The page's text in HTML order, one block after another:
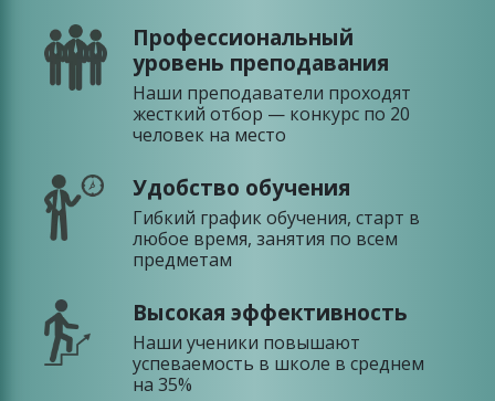
Профессиональный
уровень преподавания
Наши преподаватели проходят
жесткий отбор — конкурс по 20
человек на место
Удобство обучения
Гибкий график обучения, старт в
любое время, занятия по всем
предметам
Высокая эффективность
Наши ученики повышают
успеваемость в школе в среднем
на 35%